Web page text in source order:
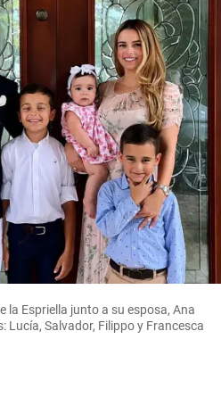
la Espriella junto a su esposa, Ana
Lucía, Salvador, Filippo y Francesca